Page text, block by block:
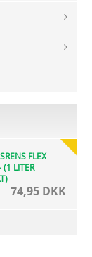
FLEX
(1 LITER
74,95 DKK